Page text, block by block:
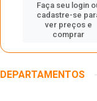
Faça seu login
cadastre-se
ver preços e
comprar
DEPARTAMENTOS